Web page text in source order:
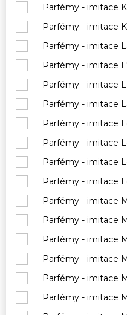
Parfémy - imitace
Parfémy - imitace
Parfémy - imitace
Parfémy - imitace
Parfémy - imitace
Parfémy - imitace
Parfémy - imitace
Parfémy - imitace
Parfémy - imitace
Parfémy - imitace
Parfémy - imitace
Parfémy - imitace
Parfémy - imitace
Parfémy - imitace
Parfémy - imitace
Parfémy - imitace